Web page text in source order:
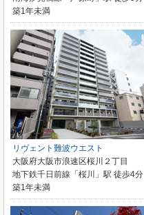
築1年未満
リヴェント難波ウエスト
大阪府大阪市浪速区桜川２丁目
地下鉄千日前線「桜川」駅 徒歩4分
築1年未満